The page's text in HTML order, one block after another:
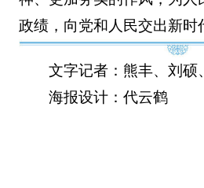
政绩，向党和人民交出新时
文字记者：熊丰、刘硕
海报设计：代云鹤